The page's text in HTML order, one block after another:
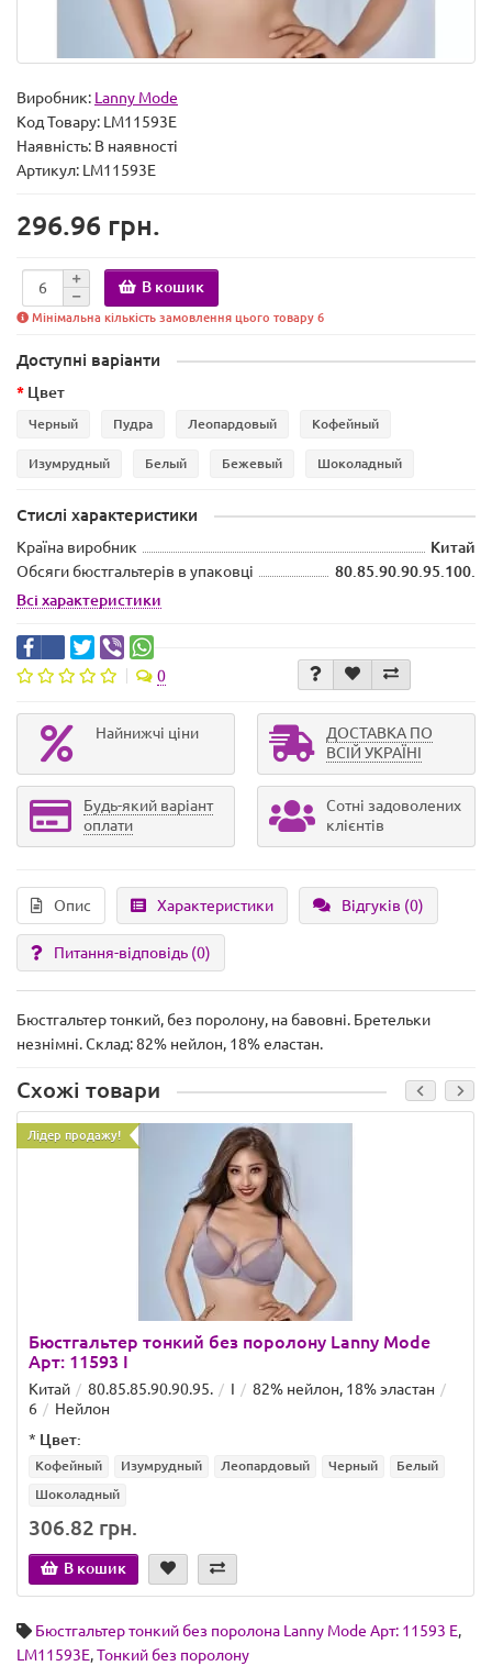
Виробник: Lanny Mode
Код Товару: LM11593E
Наявність: В наявності
Артикул: LM11593E
296.96 грн.
В кошик
Мінімальна кількість замовлення цього товару 6
Доступні варіанти
Цвет
Черный Пудра Леопардовый Кофейный
Изумрудный Белый Бежевый Шоколадный
Стислі характеристики
Країна виробник
Китай
Обсяги бюстгальтерів в упаковці
80.85.90.90.95.100.
Всі характеристики
0
Найнижчі ціни
ДОСТАВКА ПО
ВСІЙ УКРАЇНІ
Будь-який варіант
оплати
Сотні задоволених
клієнтів
Опис Характеристики Відгуків (0)
Питання-відповідь (0)
Бюстгальтер тонкий, без поролону, на бавовні. Бретельки
незнімні. Склад: 82% нейлон, 18% еластан.
Схожі товари
Лідер продажу!
Бюстгальтер тонкий без поролону Lanny Mode
Арт: 11593 I
Китай 80.85.85.90.90.95. I
82% нейлон, 18% эластан
6
Нейлон
* Цвет:
Кофейный Изумрудный Леопардовый Черный
Белый
Шоколадный
306.82 грн.
В кошик
Бюстгальтер тонкий без поролона Lanny Mode Арт: 11593 E,
LM11593E,Тонкий без поролону